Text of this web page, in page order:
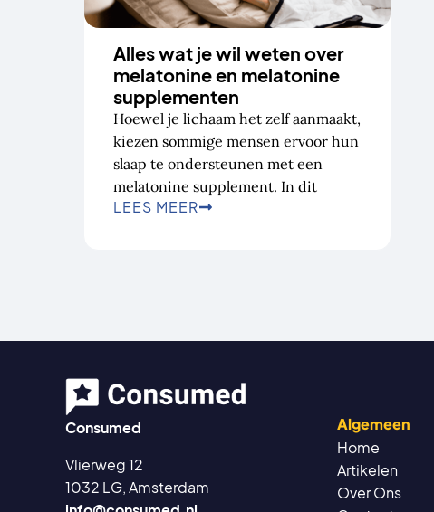
Alles wat je wil weten over
melatonine en melatonine
supplementen
Hoewel je lichaam het zelf aanmaakt,
kiezen sommige mensen ervoor hun
slaap te ondersteunen met een
melatonine supplement. In dit
LEES MEER
Consumed
Vlierweg 12
1032 LG, Amsterdam
Algemeen
Home
Artikelen
Over Ons